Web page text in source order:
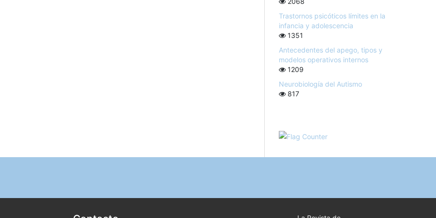
Trastornos psicóticos límites en la
infancia y adolescencia
1351
Antecedentes del apego, tipos y
modelos operativos internos
1209
Neurobiología del Autismo
817